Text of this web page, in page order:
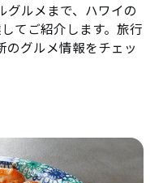
グルメまで、ハワイの
てご紹介します。旅行
のグルメ情報をチェッ